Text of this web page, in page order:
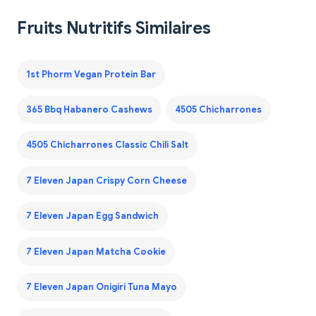
Fruits Nutritifs Similaires
1st Phorm Vegan Protein Bar
365 Bbq Habanero Cashews 4505 Chicharrones
4505 Chicharrones Classic Chili Salt
7 Eleven Japan Crispy Corn Cheese
7 Eleven Japan Egg Sandwich
7 Eleven Japan Matcha Cookie
7 Eleven Japan Onigiri Tuna Mayo